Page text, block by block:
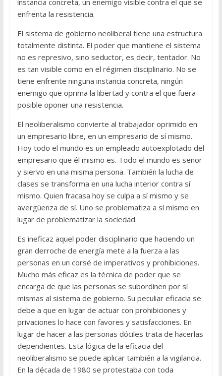
instancia concreta, un enemigo visible contra el que se
enfrenta la resistencia.
El sistema de gobierno neoliberal tiene una estructura
totalmente distinta. El poder que mantiene el sistema
no es represivo, sino seductor, es decir, tentador. No
es tan visible como en el régimen disciplinario. No se
tiene enfrente ninguna instancia concreta, ningún
enemigo que oprima la libertad y contra el que fuera
posible oponer una resistencia.
El neoliberalismo convierte al trabajador oprimido en
un empresario libre, en un empresario de sí mismo.
Hoy todo el mundo es un empleado autoexplotado del
empresario que él mismo es. Todo el mundo es señor
y siervo en una misma persona. También la lucha de
clases se transforma en una lucha interior contra sí
mismo. Quien fracasa hoy se culpa a sí mismo y se
avergüenza de sí. Uno se problematiza a sí mismo en
lugar de problematizar la sociedad.
Es ineficaz aquel poder disciplinario que haciendo un
gran derroche de energía mete a la fuerza a las
personas en un corsé de imperativos y prohibiciones.
Mucho más eficaz es la técnica de poder que se
encarga de que las personas se subordinen por sí
mismas al sistema de gobierno. Su peculiar eficacia se
debe a que en lugar de actuar con prohibiciones y
privaciones lo hace con favores y satisfacciones. En
lugar de hacer a las personas dóciles trata de hacerlas
dependientes. Esta lógica de la eficacia del
neoliberalismo se puede aplicar también a la vigilancia.
En la década de 1980 se protestaba con toda